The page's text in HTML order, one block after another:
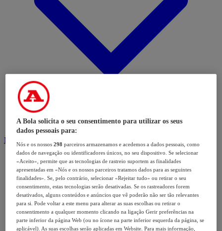
Modalidades
A Bola solicita o seu consentimento para utilizar os seus
dados pessoais para:
Nós e os nossos298 parceiros armazenamos e acedemos a dados pessoais, como
dados de navegação ou identificadores únicos, no seu dispositivo. Se selecionar
«Aceito», permite que as tecnologias de rastreio suportem as finalidades
apresentadas em «Nós e os nossos parceiros tratamos dados para as seguintes
finalidades». Se, pelo contrário, selecionar «Rejeitar tudo» ou retirar o seu
consentimento, estas tecnologias serão desativadas. Se os rastreadores forem
desativados, alguns conteúdos e anúncios que vê poderão não ser tão relevantes
para si. Pode voltar a este menu para alterar as suas escolhas ou retirar o
consentimento a qualquer momento clicando na ligação Gerir preferências na
parte inferior da página Web (ou no ícone na parte inferior esquerda da página, se
aplicável). As suas escolhas serão aplicadas em Website. Para mais informação,